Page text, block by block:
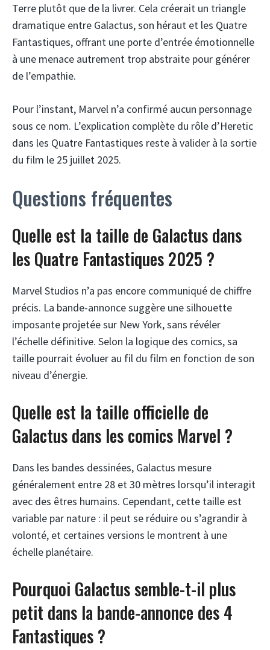
Terre plutôt que de la livrer. Cela créerait un triangle
dramatique entre Galactus, son héraut et les Quatre
Fantastiques, offrant une porte d’entrée émotionnelle
à une menace autrement trop abstraite pour générer
de l’empathie.
Pour l’instant, Marvel n’a confirmé aucun personnage
sous ce nom. L’explication complète du rôle d’Heretic
dans les Quatre Fantastiques reste à valider à la sortie
du film le 25 juillet 2025.
Questions fréquentes
Quelle est la taille de Galactus dans
les Quatre Fantastiques 2025 ?
Marvel Studios n’a pas encore communiqué de chiffre
précis. La bande-annonce suggère une silhouette
imposante projetée sur New York, sans révéler
l’échelle définitive. Selon la logique des comics, sa
taille pourrait évoluer au fil du film en fonction de son
niveau d’énergie.
Quelle est la taille officielle de
Galactus dans les comics Marvel ?
Dans les bandes dessinées, Galactus mesure
généralement entre 28 et 30 mètres lorsqu’il interagit
avec des êtres humains. Cependant, cette taille est
variable par nature : il peut se réduire ou s’agrandir à
volonté, et certaines versions le montrent à une
échelle planétaire.
Pourquoi Galactus semble-t-il plus
petit dans la bande-annonce des 4
Fantastiques ?